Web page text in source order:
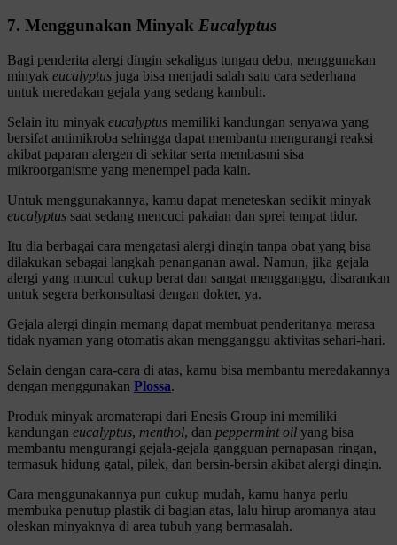
7. Menggunakan Minyak Eucalyptus
Bagi penderita alergi dingin sekaligus tungau debu, menggunakan
minyak eucalyptus juga bisa menjadi salah satu cara sederhana
untuk meredakan gejala yang sedang kambuh.
Selain itu minyak eucalyptus memiliki kandungan senyawa yang
bersifat antimikroba sehingga dapat membantu mengurangi reaksi
akibat paparan alergen di sekitar serta membasmi sisa
mikroorganisme yang menempel pada kain.
Untuk menggunakannya, kamu dapat meneteskan sedikit minyak
eucalyptus saat sedang mencuci pakaian dan sprei tempat tidur.
Itu dia berbagai cara mengatasi alergi dingin tanpa obat yang bisa
dilakukan sebagai langkah penanganan awal. Namun, jika gejala
alergi yang muncul cukup berat dan sangat mengganggu, disarankan
untuk segera berkonsultasi dengan dokter, ya.
Gejala alergi dingin memang dapat membuat penderitanya merasa
tidak nyaman yang otomatis akan mengganggu aktivitas sehari-hari.
Selain dengan cara-cara di atas, kamu bisa membantu meredakannya
dengan menggunakan Plossa.
Produk minyak aromaterapi dari Enesis Group ini memiliki
kandungan eucalyptus, menthol, dan peppermint oil yang bisa
membantu mengurangi gejala-gejala gangguan pernapasan ringan,
termasuk hidung gatal, pilek, dan bersin-bersin akibat alergi dingin.
Cara menggunakannya pun cukup mudah, kamu hanya perlu
membuka penutup plastik di bagian atas, lalu hirup aromanya atau
oleskan minyaknya di area tubuh yang bermasalah.